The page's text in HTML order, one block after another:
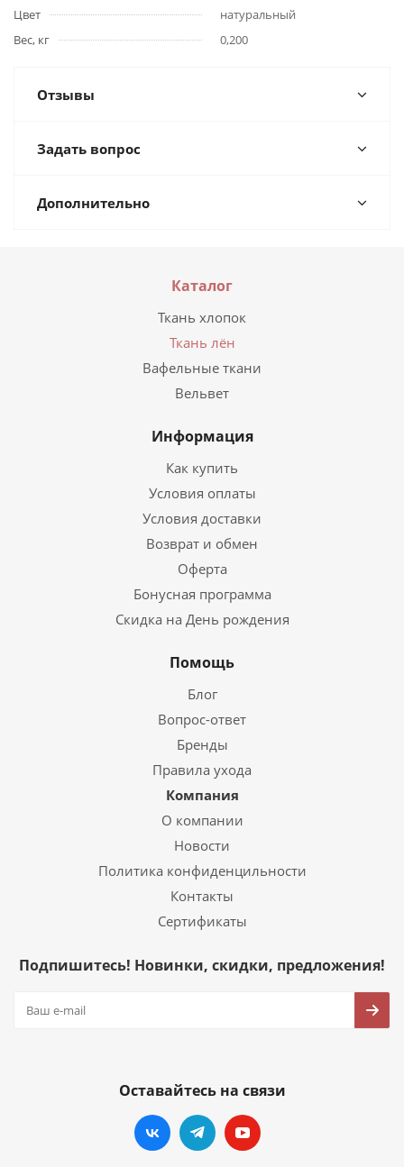
Цвет
натуральный
Вес, кг
0,200
Отзывы
Задать вопрос
Дополнительно
Каталог
Ткань хлопок
Ткань лён
Вафельные ткани
Вельвет
Информация
Как купить
Условия оплаты
Условия доставки
Возврат и обмен
Оферта
Бонусная программа
Скидка на День рождения
Помощь
Блог
Вопрос-ответ
Бренды
Правила ухода
Компания
О компании
Новости
Политика конфиденцильности
Контакты
Сертификаты
Подпишитесь! Новинки, скидки, предложения!
Оставайтесь на связи